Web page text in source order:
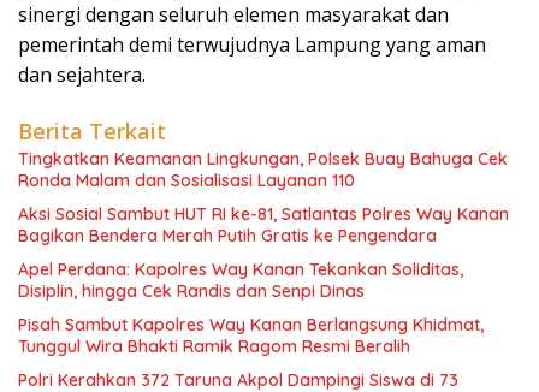
sinergi dengan seluruh elemen masyarakat dan
pemerintah demi terwujudnya Lampung yang aman
dan sejahtera.
Berita Terkait
Tingkatkan Keamanan Lingkungan, Polsek Buay Bahuga Cek
Ronda Malam dan Sosialisasi Layanan 110
Aksi Sosial Sambut HUT RI ke-81, Satlantas Polres Way Kanan
Bagikan Bendera Merah Putih Gratis ke Pengendara
Apel Perdana: Kapolres Way Kanan Tekankan Soliditas,
Disiplin, hingga Cek Randis dan Senpi Dinas
Pisah Sambut Kapolres Way Kanan Berlangsung Khidmat,
Tunggul Wira Bhakti Ramik Ragom Resmi Beralih
Polri Kerahkan 372 Taruna Akpol Dampingi Siswa di 73